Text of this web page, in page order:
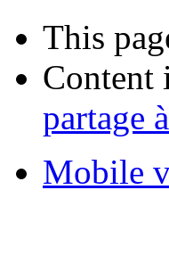
This
Content
partage
Mobile